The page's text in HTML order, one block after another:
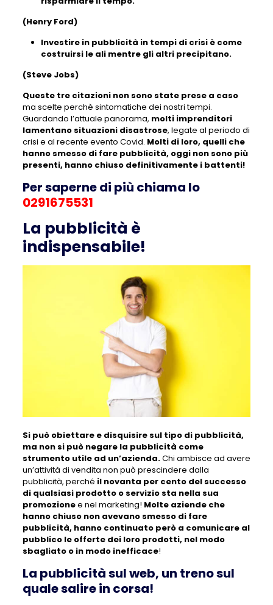
(Henry Ford)
Investire in pubblicità in tempi di crisi è come
costruirsi le ali mentre gli altri precipitano.
(Steve Jobs)
Queste tre citazioni non sono state prese a caso
ma scelte perchè sintomatiche dei nostri tempi.
Guardando l’attuale panorama, molti imprenditori
lamentano situazioni disastrose, legate al periodo di
crisi e al recente evento Covid. Molti di loro, quelli che
hanno smesso di fare pubblicità, oggi non sono più
presenti, hanno chiuso definitivamente i battenti!
Per saperne di più chiama lo
0291675531
La pubblicità è
indispensabile!
Si può obiettare e disquisire sul tipo di pubblicità,
ma non si può negare la pubblicità come
strumento utile ad un’azienda.Chi ambisce ad avere
un’attività di vendita non può prescindere dalla
pubblicità, perché il novanta per cento del successo
di qualsiasi prodotto o servizio sta nella sua
promozionee nel marketing! Molte aziende che
hanno chiuso non avevano smesso di fare
pubblicità, hanno continuato però a comunicare al
pubblico le offerte dei loro prodotti, nel modo
sbagliato o in modo inefficace!
La pubblicità sul web, un treno sul
quale salire in corsa!